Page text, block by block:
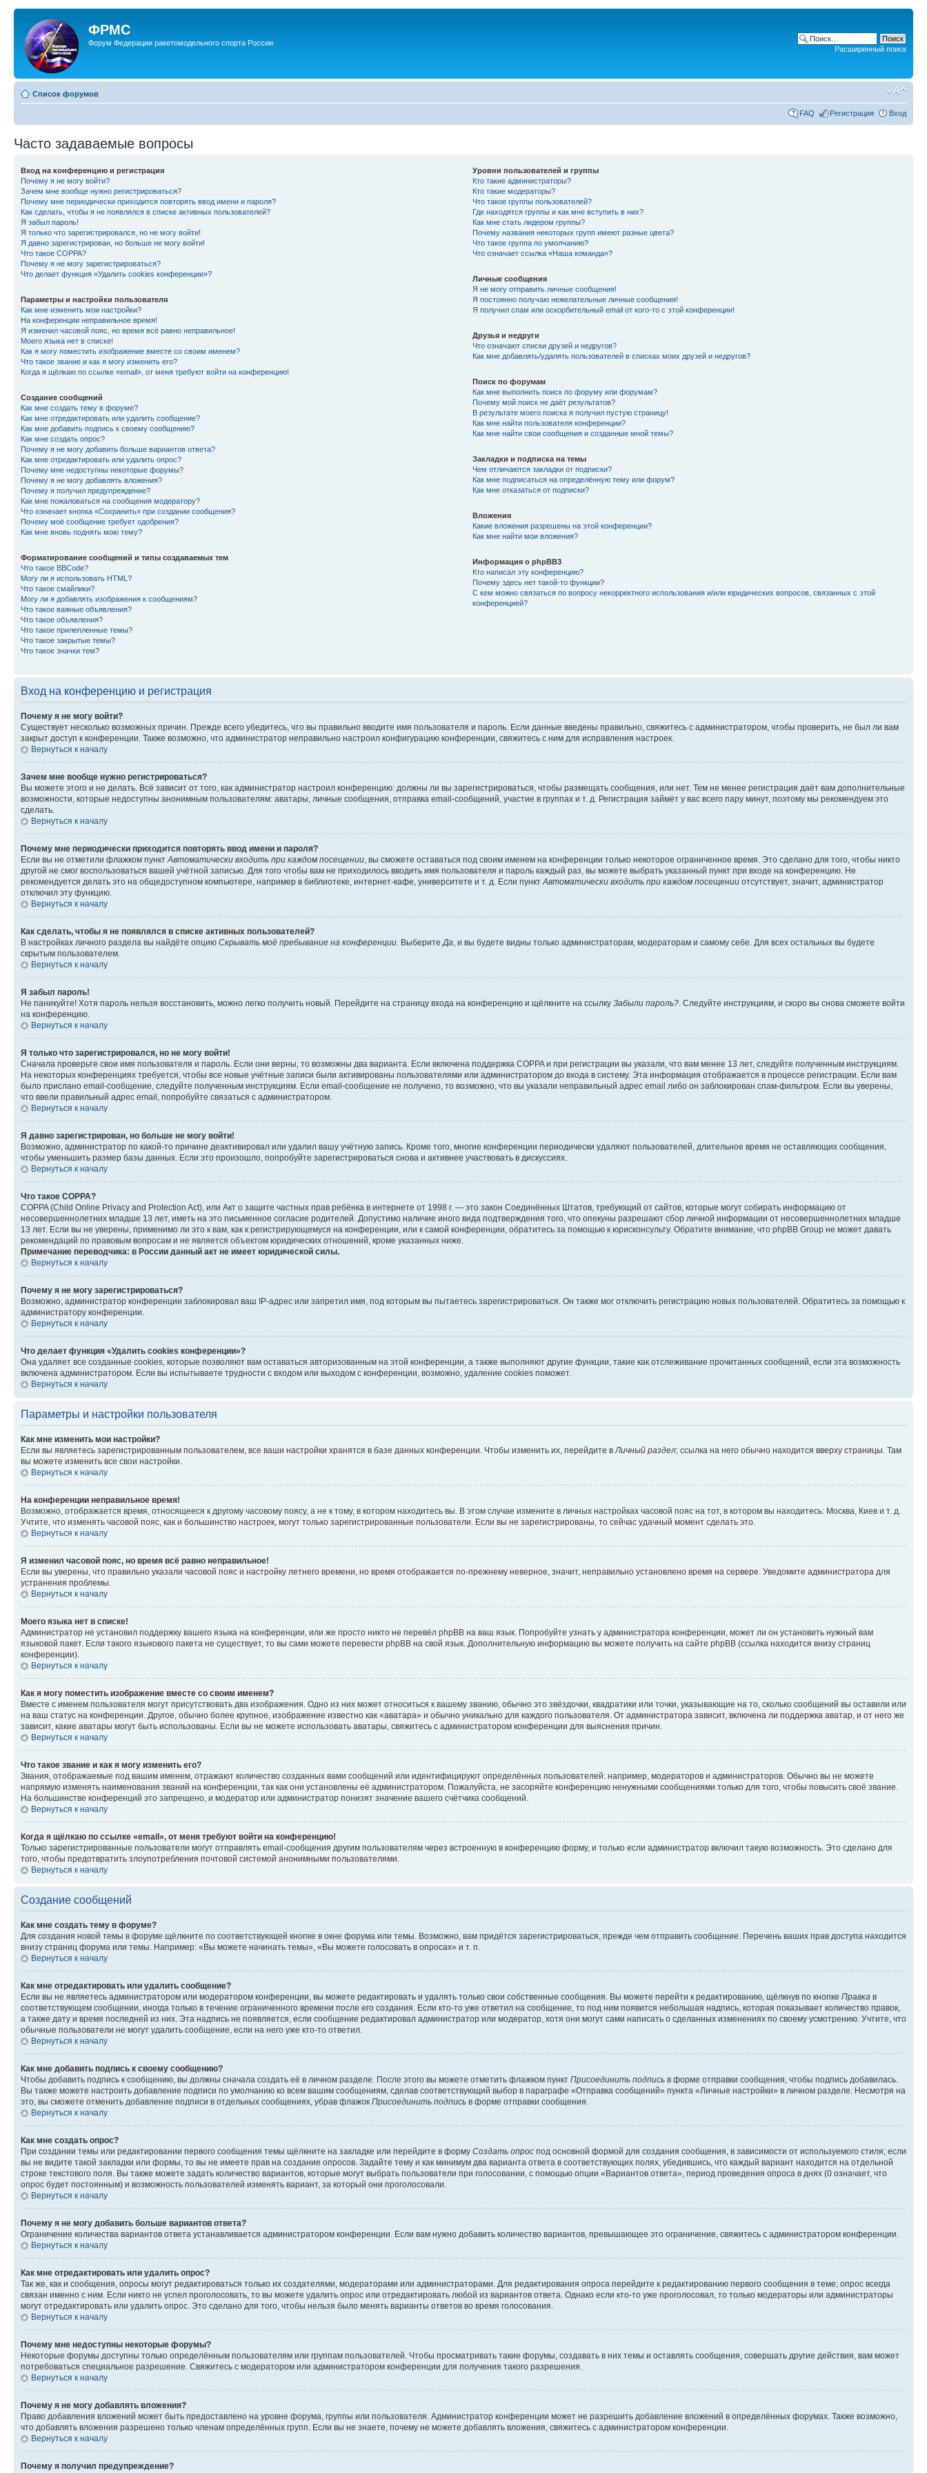
ФРМС
Форум Федерации ракетомодельного спорта России
Расширенный поиск
Список форумов
FAQ Регистрация Вход
Часто задаваемые вопросы
Вход на конференцию и регистрация
Почему я не могу войти?
Зачем мне вообще нужно регистрироваться?
Почему мне периодически приходится повторять ввод имени и пароля?
Как сделать, чтобы я не появлялся в списке активных пользователей?
Я забыл пароль!
Я только что зарегистрировался, но не могу войти!
Я давно зарегистрирован, но больше не могу войти!
Что такое COPPA?
Почему я не могу зарегистрироваться?
Что делает функция «Удалить cookies конференции»?
Параметры и настройки пользователя
Как мне изменить мои настройки?
На конференции неправильное время!
Я изменил часовой пояс, но время всё равно неправильное!
Моего языка нет в списке!
Как я могу поместить изображение вместе со своим именем?
Что такое звание и как я могу изменить его?
Когда я щёлкаю по ссылке «email», от меня требуют войти на конференцию!
Создание сообщений
Как мне создать тему в форуме?
Как мне отредактировать или удалить сообщение?
Как мне добавить подпись к своему сообщению?
Как мне создать опрос?
Почему я не могу добавить больше вариантов ответа?
Как мне отредактировать или удалить опрос?
Почему мне недоступны некоторые форумы?
Почему я не могу добавлять вложения?
Почему я получил предупреждение?
Как мне пожаловаться на сообщения модератору?
Что означает кнопка «Сохранить» при создании сообщения?
Почему моё сообщение требует одобрения?
Как мне вновь поднять мою тему?
Форматирование сообщений и типы создаваемых тем
Что такое BBCode?
Могу ли я использовать HTML?
Что такое смайлики?
Могу ли я добавлять изображения к сообщениям?
Что такое важные объявления?
Что такое объявления?
Что такое прилепленные темы?
Что такое закрытые темы?
Что такое значки тем?
Уровни пользователей и группы
Кто такие администраторы?
Кто такие модераторы?
Что такое группы пользователей?
Где находятся группы и как мне вступить в них?
Как мне стать лидером группы?
Почему названия некоторых групп имеют разные цвета?
Что такое группа по умолчанию?
Что означает ссылка «Наша команда»?
Личные сообщения
Я не могу отправить личные сообщения!
Я постоянно получаю нежелательные личные сообщения!
Я получил спам или оскорбительный email от кого-то с этой конференции!
Друзья и недруги
Что означают списки друзей и недругов?
Как мне добавлять/удалять пользователей в списках моих друзей и недругов?
Поиск по форумам
Как мне выполнить поиск по форуму или форумам?
Почему мой поиск не даёт результатов?
В результате моего поиска я получил пустую страницу!
Как мне найти пользователя конференции?
Как мне найти свои сообщения и созданные мной темы?
Закладки и подписка на темы
Чем отличаются закладки от подписки?
Как мне подписаться на определённую тему или форум?
Как мне отказаться от подписки?
Вложения
Какие вложения разрешены на этой конференции?
Как мне найти мои вложения?
Информация о phpBB3
Кто написал эту конференцию?
Почему здесь нет такой-то функции?
С кем можно связаться по вопросу некорректного использования и/или юридических вопросов, связанных с этой
конференцией?
Вход на конференцию и регистрация
Почему я не могу войти?
Существует несколько возможных причин. Прежде всего убедитесь, что вы правильно вводите имя пользователя и пароль. Если данные введены правильно, свяжитесь с администратором, чтобы проверить, не был ли вам
закрыт доступ к конференции. Также возможно, что администратор неправильно настроил конфигурацию конференции, свяжитесь с ним для исправления настроек.
Вернуться к началу
Зачем мне вообще нужно регистрироваться?
Вы можете этого и не делать. Всё зависит от того, как администратор настроил конференцию: должны ли вы зарегистрироваться, чтобы размещать сообщения, или нет. Тем не менее регистрация даёт вам дополнительные
возможности, которые недоступны анонимным пользователям: аватары, личные сообщения, отправка email-сообщений, участие в группах и т. д. Регистрация займёт у вас всего пару минут, поэтому мы рекомендуем это
сделать.
Вернуться к началу
Почему мне периодически приходится повторять ввод имени и пароля?
Если вы не отметили флажком пунктАвтоматически входить при каждом посещении, вы сможете оставаться под своим именем на конференции только некоторое ограниченное время. Это сделано для того, чтобы никто
другой не смог воспользоваться вашей учётной записью. Для того чтобы вам не приходилось вводить имя пользователя и пароль каждый раз, вы можете выбрать указанный пункт при входе на конференцию. Не
рекомендуется делать это на общедоступном компьютере, например в библиотеке, интернет-кафе, университете и т. д. Если пунктАвтоматически входить при каждом посещении отсутствует, значит, администратор
отключил эту функцию.
Вернуться к началу
Как сделать, чтобы я не появлялся в списке активных пользователей?
В настройках личного раздела вы найдёте опцию Скрывать моё пребывание на конференции. ВыберитеДа, и вы будете видны только администраторам, модераторам и самому себе. Для всех остальных вы будете
скрытым пользователем.
Вернуться к началу
Я забыл пароль!
Не паникуйте! Хотя пароль нельзя восстановить, можно легко получить новый. Перейдите на страницу входа на конференцию и щёлкните на ссылку Забыли пароль?. Следуйте инструкциям, и скоро вы снова сможете войти
на конференцию.
Вернуться к началу
Я только что зарегистрировался, но не могу войти!
Сначала проверьте свои имя пользователя и пароль. Если они верны, то возможны два варианта. Если включена поддержка COPPA и при регистрации вы указали, что вам менее 13 лет, следуйте полученным инструкциям.
На некоторых конференциях требуется, чтобы все новые учётные записи были активированы пользователями или администратором до входа в систему. Эта информация отображается в процессе регистрации. Если вам
было прислано email-сообщение, следуйте полученным инструкциям. Если email-сообщение не получено, то возможно, что вы указали неправильный адрес email либо он заблокирован спам-фильтром. Если вы уверены,
что ввели правильный адрес email, попробуйте связаться с администратором.
Вернуться к началу
Я давно зарегистрирован, но больше не могу войти!
Возможно, администратор по какой-то причине деактивировал или удалил вашу учётную запись. Кроме того, многие конференции периодически удаляют пользователей, длительное время не оставляющих сообщения,
чтобы уменьшить размер базы данных. Если это произошло, попробуйте зарегистрироваться снова и активнее участвовать в дискуссиях.
Вернуться к началу
Что такое COPPA?
COPPA (Child Online Privacy and Protection Act), или Акт о защите частных прав ребёнка в интернете от 1998 г. — это закон Соединённых Штатов, требующий от сайтов, которые могут собирать информацию от
несовершеннолетних младше 13 лет, иметь на это письменное согласие родителей. Допустимо наличие иного вида подтверждения того, что опекуны разрешают сбор личной информации от несовершеннолетних младше
13 лет. Если вы не уверены, применимо ли это к вам, как к регистрирующемуся на конференции, или к самой конференции, обратитесь за помощью к юрисконсульту. Обратите внимание, что phpBB Group не может давать
рекомендаций по правовым вопросам и не является объектом юридических отношений, кроме указанных ниже.
Примечание переводчика: в России данный акт не имеет юридической силы.
Вернуться к началу
Почему я не могу зарегистрироваться?
Возможно, администратор конференции заблокировал ваш IP-адрес или запретил имя, под которым вы пытаетесь зарегистрироваться. Он также мог отключить регистрацию новых пользователей. Обратитесь за помощью к
администратору конференции.
Вернуться к началу
Что делает функция «Удалить cookies конференции»?
Она удаляет все созданные cookies, которые позволяют вам оставаться авторизованным на этой конференции, а также выполняют другие функции, такие как отслеживание прочитанных сообщений, если эта возможность
включена администратором. Если вы испытываете трудности с входом или выходом с конференции, возможно, удаление cookies поможет.
Вернуться к началу
Параметры и настройки пользователя
Как мне изменить мои настройки?
Если вы являетесь зарегистрированным пользователем, все ваши настройки хранятся в базе данных конференции. Чтобы изменить их, перейдите вЛичный раздел; ссылка на него обычно находится вверху страницы. Там
вы можете изменить все свои настройки.
Вернуться к началу
На конференции неправильное время!
Возможно, отображается время, относящееся к другому часовому поясу, а не к тому, в котором находитесь вы. В этом случае измените в личных настройках часовой пояс на тот, в котором вы находитесь: Москва, Киев и т. д.
Учтите, что изменять часовой пояс, как и большинство настроек, могут только зарегистрированные пользователи. Если вы не зарегистрированы, то сейчас удачный момент сделать это.
Вернуться к началу
Я изменил часовой пояс, но время всё равно неправильное!
Если вы уверены, что правильно указали часовой пояс и настройку летнего времени, но время отображается по-прежнему неверное, значит, неправильно установлено время на сервере. Уведомите администратора для
устранения проблемы.
Вернуться к началу
Моего языка нет в списке!
Администратор не установил поддержку вашего языка на конференции, или же просто никто не перевёл phpBB на ваш язык. Попробуйте узнать у администратора конференции, может ли он установить нужный вам
языковой пакет. Если такого языкового пакета не существует, то вы сами можете перевести phpBB на свой язык. Дополнительную информацию вы можете получить на сайте phpBB (ссылка находится внизу страниц
конференции).
Вернуться к началу
Как я могу поместить изображение вместе со своим именем?
Вместе с именем пользователя могут присутствовать два изображения. Одно из них может относиться к вашему званию, обычно это звёздочки, квадратики или точки, указывающие на то, сколько сообщений вы оставили или
на ваш статус на конференции. Другое, обычно более крупное, изображение известно как «аватара» и обычно уникально для каждого пользователя. От администратора зависит, включена ли поддержка аватар, и от него же
зависит, какие аватары могут быть использованы. Если вы не можете использовать аватары, свяжитесь с администратором конференции для выяснения причин.
Вернуться к началу
Что такое звание и как я могу изменить его?
Звания, отображаемые под вашим именем, отражают количество созданных вами сообщений или идентифицируют определённых пользователей: например, модераторов и администраторов. Обычно вы не можете
напрямую изменять наименования званий на конференции, так как они установлены её администратором. Пожалуйста, не засоряйте конференцию ненужными сообщениями только для того, чтобы повысить своё звание.
На большинстве конференций это запрещено, и модератор или администратор понизят значение вашего счётчика сообщений.
Вернуться к началу
Когда я щёлкаю по ссылке «email», от меня требуют войти на конференцию!
Только зарегистрированные пользователи могут отправлять email-сообщения другим пользователям через встроенную в конференцию форму, и только если администратор включил такую возможность. Это сделано для
того, чтобы предотвратить злоупотребления почтовой системой анонимными пользователями.
Вернуться к началу
Создание сообщений
Как мне создать тему в форуме?
Для создания новой темы в форуме щёлкните по соответствующей кнопке в окне форума или темы. Возможно, вам придётся зарегистрироваться, прежде чем отправить сообщение. Перечень ваших прав доступа находится
внизу страниц форума или темы. Например: «Вы можете начинать темы», «Вы можете голосовать в опросах» и т. п.
Вернуться к началу
Как мне отредактировать или удалить сообщение?
Если вы не являетесь администратором или модератором конференции, вы можете редактировать и удалять только свои собственные сообщения. Вы можете перейти к редактированию, щёлкнув по кнопке Правка в
соответствующем сообщении, иногда только в течение ограниченного времени после его создания. Если кто-то уже ответил на сообщение, то под ним появится небольшая надпись, которая показывает количество правок,
а также дату и время последней из них. Эта надпись не появляется, если сообщение редактировал администратор или модератор, хотя они могут сами написать о сделанных изменениях по своему усмотрению. Учтите, что
обычные пользователи не могут удалить сообщение, если на него уже кто-то ответил.
Вернуться к началу
Как мне добавить подпись к своему сообщению?
Чтобы добавить подпись к сообщению, вы должны сначала создать её в личном разделе. После этого вы можете отметить флажком пункт Присоединить подпись в форме отправки сообщения, чтобы подпись добавилась.
Вы также можете настроить добавление подписи по умолчанию ко всем вашим сообщениям, сделав соответствующий выбор в параграфе «Отправка сообщений» пункта «Личные настройки» в личном разделе. Несмотря на
это, вы сможете отменить добавление подписи в отдельных сообщениях, убрав флажок Присоединить подпись в форме отправки сообщения.
Вернуться к началу
Как мне создать опрос?
При создании темы или редактировании первого сообщения темы щёлкните на закладке или перейдите в форму Создать опрос под основной формой для создания сообщения, в зависимости от используемого стиля; если
вы не видите такой закладки или формы, то вы не имеете прав на создание опросов. Задайте тему и как минимум два варианта ответа в соответствующих полях, убедившись, что каждый вариант находится на отдельной
строке текстового поля. Вы также можете задать количество вариантов, которые могут выбрать пользователи при голосовании, с помощью опции «Вариантов ответа», период проведения опроса в днях (0 означает, что
опрос будет постоянным) и возможность пользователей изменять вариант, за который они проголосовали.
Вернуться к началу
Почему я не могу добавить больше вариантов ответа?
Ограничение количества вариантов ответа устанавливается администратором конференции. Если вам нужно добавить количество вариантов, превышающее это ограничение, свяжитесь с администратором конференции.
Вернуться к началу
Как мне отредактировать или удалить опрос?
Так же, как и сообщения, опросы могут редактироваться только их создателями, модераторами или администраторами. Для редактирования опроса перейдите к редактированию первого сообщения в теме; опрос всегда
связан именно с ним. Если никто не успел проголосовать, то вы можете удалить опрос или отредактировать любой из вариантов ответа. Однако если кто-то уже проголосовал, то только модераторы или администраторы
могут отредактировать или удалить опрос. Это сделано для того, чтобы нельзя было менять варианты ответов во время голосования.
Вернуться к началу
Почему мне недоступны некоторые форумы?
Некоторые форумы доступны только определённым пользователям или группам пользователей. Чтобы просматривать такие форумы, создавать в них темы и оставлять сообщения, совершать другие действия, вам может
потребоваться специальное разрешение. Свяжитесь с модератором или администратором конференции для получения такого разрешения.
Вернуться к началу
Почему я не могу добавлять вложения?
Право добавления вложений может быть предоставлено на уровне форума, группы или пользователя. Администратор конференции может не разрешить добавление вложений в определённых форумах. Также возможно,
что добавлять вложения разрешено только членам определённых групп. Если вы не знаете, почему не можете добавлять вложения, свяжитесь с администратором конференции.
Вернуться к началу
Почему я получил предупреждение?